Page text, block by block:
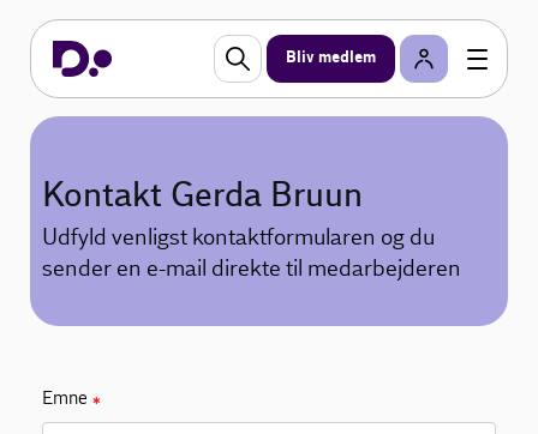
Bliv medlem
Kontakt Gerda Bruun
Udfyld venligst kontaktformularen og du
sender en e-mail direkte til medarbejderen
Emne ✱